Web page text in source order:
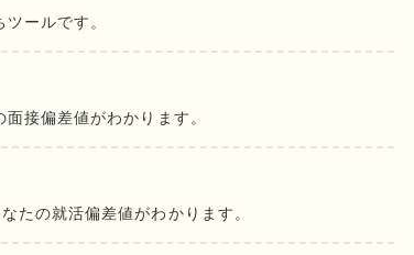
ールです。
接偏差値がわかります。
たの就活偏差値がわかります。